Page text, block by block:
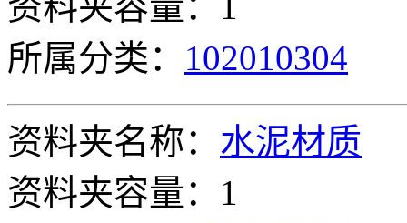
所属分类： 102010304
资料夹名称： 水泥材质
资料夹容量：1